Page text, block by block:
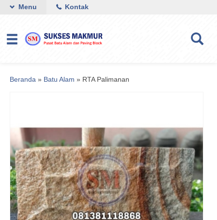
Menu Kontak
Beranda » Batu Alam » RTA Palimanan